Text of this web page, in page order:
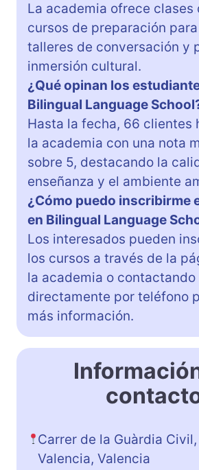
La academia ofrece clases
cursos de preparación
talleres de conversación y
inmersión cultural.
¿Qué opinan los
Bilingual Language
Hasta la fecha, 66 clientes
la academia con una nota
sobre 5, destacando la
enseñanza y el ambiente
¿Cómo puedo inscribirme
en Bilingual Language
Los interesados pueden
los cursos a través de la
la academia o contactando
directamente por teléfono
más información.
Carrer de la Guàrdia Civil,
Valencia, Valencia